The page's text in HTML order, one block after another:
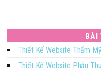
BÀI
Thiết Kế Website Thẩm
Thiết Kế Website Phẫu